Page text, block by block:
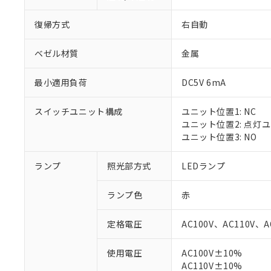
復帰方式 右自動
ベゼル材質 金属
最小適用負荷 DC5V 6mA
スイッチユニット構成
ユニット位置1: NC
ユニット位置2: 点灯
ユニット位置3: NO
ランプ 照光部方式 LEDランプ
ランプ色 赤
定格電圧 AC100V、AC110V、
使用電圧
AC100V±10%
AC110V±10%
※1 対応状況